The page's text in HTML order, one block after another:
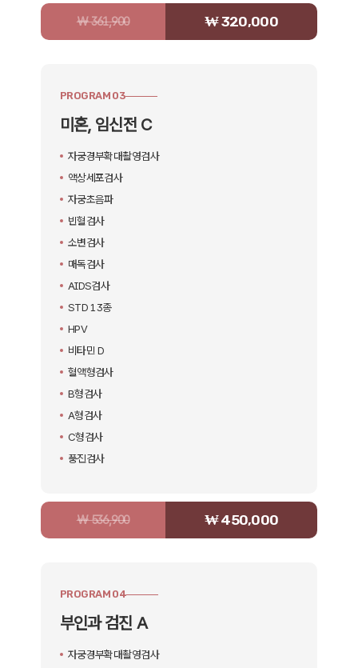
₩ 361,900 ₩ 320,000
PROGRAM 03
미혼, 임신전 C
자궁경부확대촬영검사
액상세포검사
자궁초음파
빈혈검사
소변검사
매독검사
AIDS검사
STD 13종
HPV
비타민 D
혈액형검사
B형검사
A형검사
C형검사
풍진검사
₩ 536,900 ₩ 450,000
PROGRAM 04
부인과 검진 A
자궁경부확대촬영검사